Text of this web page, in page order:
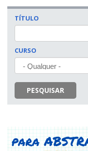
TÍTULO
CURSO
PESQUISAR